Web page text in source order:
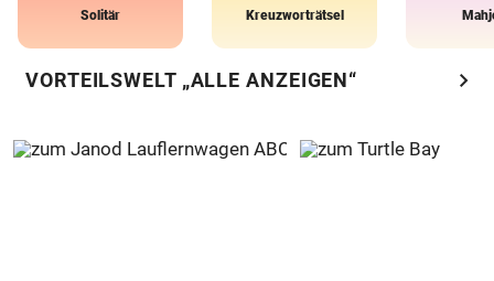
Solitär Kreuzworträtsel
VORTEILSWELT „ALLE ANZEIGEN“ chevron_right